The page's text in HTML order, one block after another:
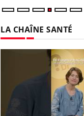
LA CHAÎNE SANTÉ